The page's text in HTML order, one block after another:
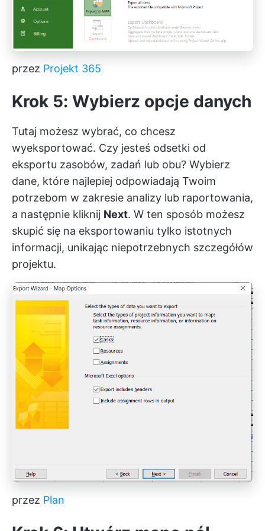
przez Projekt 365
Krok 5: Wybierz opcje danych
Tutaj możesz wybrać, co chcesz
wyeksportować. Czy jesteś odsetki od
eksportu zasobów, zadań lub obu? Wybierz
dane, które najlepiej odpowiadają Twoim
potrzebom w zakresie analizy lub raportowania,
a następnie kliknij Next. W ten sposób możesz
skupić się na eksportowaniu tylko istotnych
informacji, unikając niepotrzebnych szczegółów
projektu.
przez Plan